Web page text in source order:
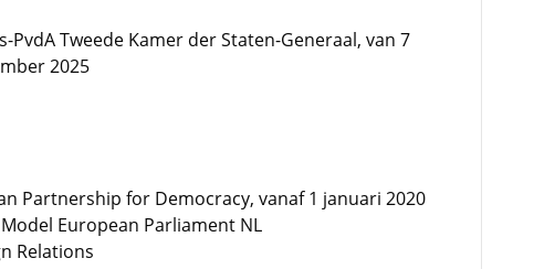
Tweede Kamer der Staten-Generaal, van 7
2025
Partnership for Democracy, vanaf 1 januari 2020
European Parliament NL
Relations